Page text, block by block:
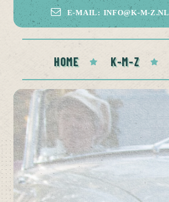
E-MAIL: INFO@K-M-Z.NL
HOME K-M-Z